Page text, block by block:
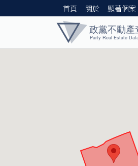
首頁 關於 顯著個案